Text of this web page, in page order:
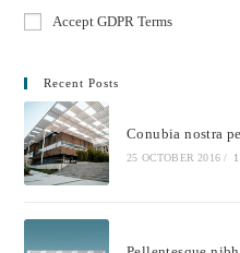
Accept GDPR Terms
Recent Posts
Conubia nostra
25 OCTOBER 2016 /